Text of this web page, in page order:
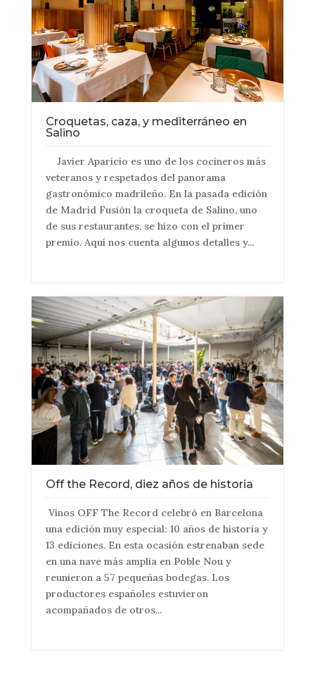
Croquetas, caza, y mediterráneo en
Salino
Javier Aparicio es uno de los cocineros más
veteranos y respetados del panorama
gastronómico madrileño. En la pasada edición
de Madrid Fusión la croqueta de Salino, uno
de sus restaurantes, se hizo con el primer
premio. Aquí nos cuenta algunos detalles y...
Off the Record, diez años de historia
Vinos OFF The Record celebró en Barcelona
una edición muy especial: 10 años de historia y
13 ediciones. En esta ocasión estrenaban sede
en una nave más amplia en Poble Nou y
reunieron a 57 pequeñas bodegas. Los
productores españoles estuvieron
acompañados de otros...